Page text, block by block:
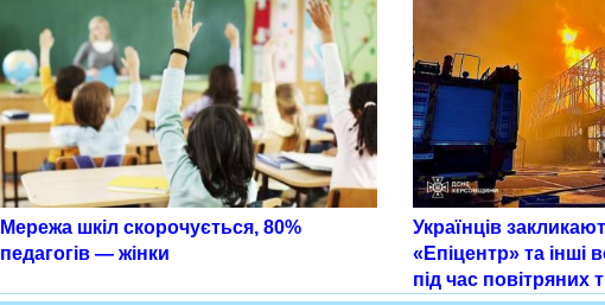
Мережа шкіл скорочується, 80%
педагогів — жінки
Українців
«Епіцентр» та інші
під час повітряних